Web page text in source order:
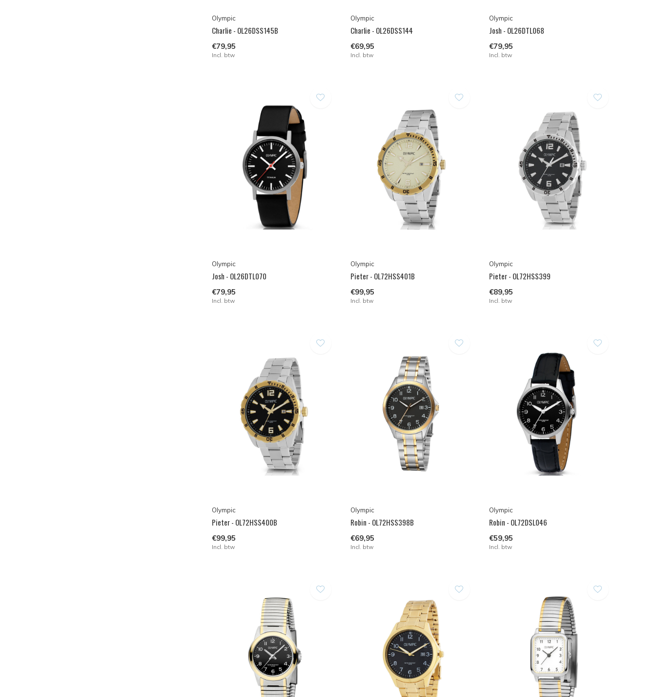
Olympic
Charlie - OL26DSS145B
€79,95
Incl. btw
Olympic
Charlie - OL26DSS144
€69,95
Incl. btw
Olympic
Josh - OL26DTL068
€79,95
Incl. btw
Olympic
Josh - OL26DTL070
€79,95
Incl. btw
Olympic
Pieter - OL72HSS401B
€99,95
Incl. btw
Olympic
Pieter - OL72HSS399
€89,95
Incl. btw
Olympic
Pieter - OL72HSS400B
€99,95
Incl. btw
Olympic
Robin - OL72HSS398B
€69,95
Incl. btw
Olympic
Robin - OL72DSL046
€59,95
Incl. btw